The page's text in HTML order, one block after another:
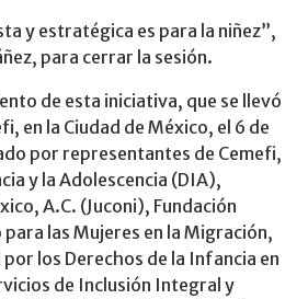
y estratégica es para la niñez”,
para cerrar la sesión.
de esta iniciativa, que se llevó
en la Ciudad de México, el 6 de
por representantes de Cemefi,
y la Adolescencia (DIA),
A.C. (Juconi), Fundación
las Mujeres en la Migración,
los Derechos de la Infancia en
de Inclusión Integral y